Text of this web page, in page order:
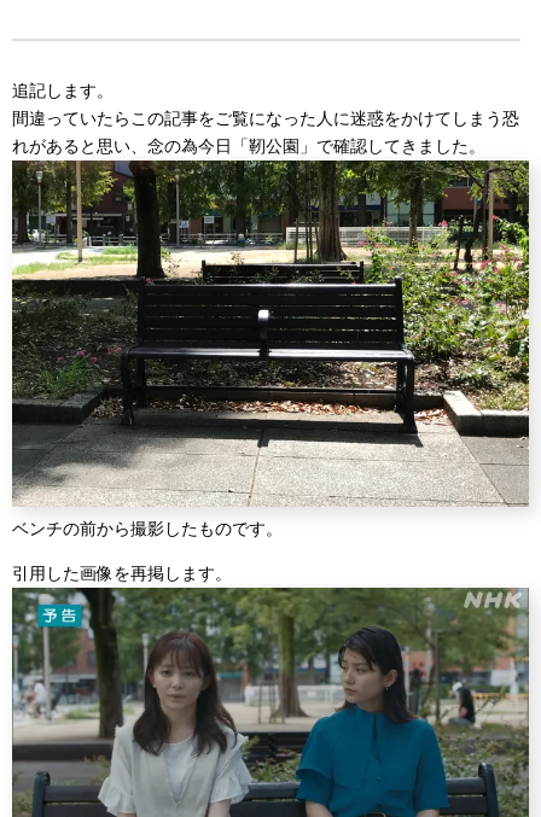
追記します。
間違っていたらこの記事をご覧になった人に迷惑をかけてしまう恐
れがあると思い、念の為今日「靭公園」で確認してきました。
ベンチの前から撮影したものです。
引用した画像を再掲します。